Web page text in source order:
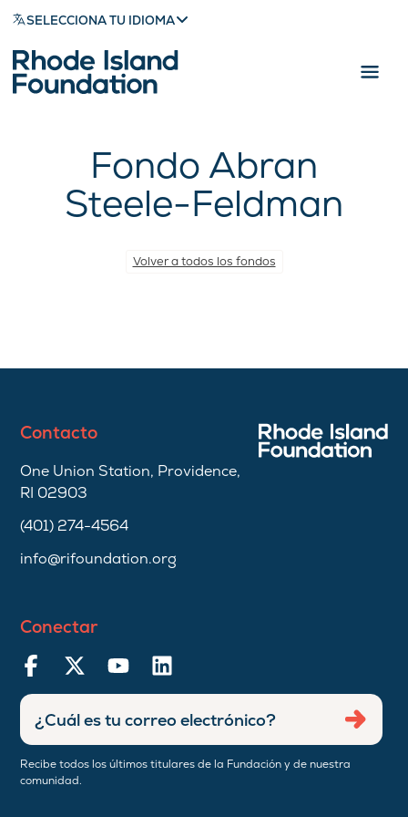
SELECCIONA TU IDIOMA
Fondo Abran
Steele-Feldman
Volver a todos los fondos
Contacto
One Union Station, Providence,
RI 02903
(401) 274-4564
info@rifoundation.org
Conectar
Recibe todos los últimos titulares de la Fundación y de nuestra
comunidad.
Ingresar
dirección
de
correo
Enviar